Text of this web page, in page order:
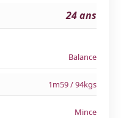
24 ans
Balance
1m59 / 94kgs
Mince